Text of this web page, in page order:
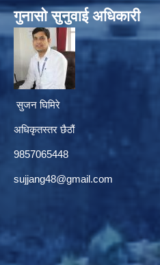
गुनासाे सुनुवाई अधिकारी
सुजन घिमिरे
अधिकृतस्तर छैठौं‌
9857065448
sujjang48@gmail.com